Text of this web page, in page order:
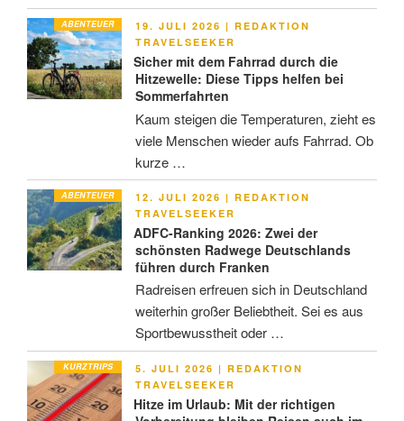
ABENTEUER
VERÖFFENTLICHT
AM
19. JULI 2026 | REDAKTION
TRAVELSEEKER
Sicher mit dem Fahrrad durch die
Hitzewelle: Diese Tipps helfen bei
Sommerfahrten
Kaum steigen die Temperaturen, zieht es
viele Menschen wieder aufs Fahrrad. Ob
kurze …
ABENTEUER
VERÖFFENTLICHT
AM
12. JULI 2026 | REDAKTION
TRAVELSEEKER
ADFC-Ranking 2026: Zwei der
schönsten Radwege Deutschlands
führen durch Franken
Radreisen erfreuen sich in Deutschland
weiterhin großer Beliebtheit. Sei es aus
Sportbewusstheit oder …
KURZTRIPS
VERÖFFENTLICHT
AM
5. JULI 2026 | REDAKTION
TRAVELSEEKER
Hitze im Urlaub: Mit der richtigen